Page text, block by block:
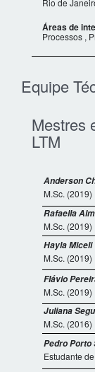
Rio de
Áreas de
Processos ,
Equipe
Mestres
LTM
Anderson
M.Sc. (2019)
Rafaella
M.Sc. (2019)
Hayla Miceli
M.Sc. (2019)
Flávio
M.Sc. (2019)
Juliana
M.Sc. (2016)
Pedro Porto
Estudante